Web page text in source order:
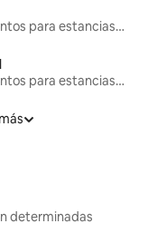
Alojamientos para estancias largas
Alojamientos para estancias largas
determinadas